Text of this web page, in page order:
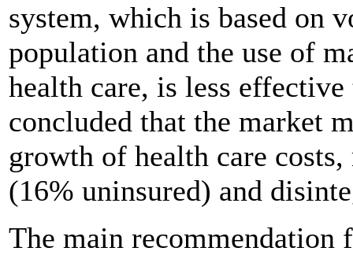
system, which is based on
population and the use of
health care, is less
concluded that the market
growth of health care
(16% uninsured) and
The main recommendation